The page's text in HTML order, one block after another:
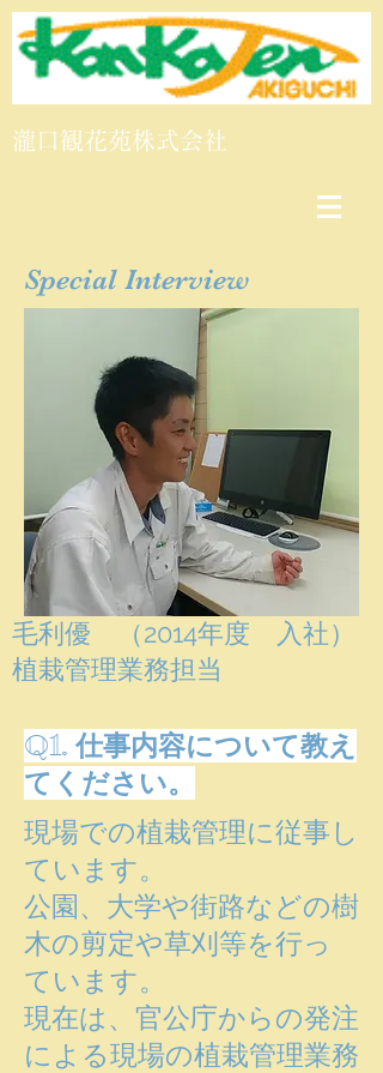
​瀧口観花苑株式会社
Special Interview
毛利優 （2014年度 入社）
​植栽管理業務担当
Q1. 仕事内容について教え
てください。
現場での植栽管理に従事し
ています。
公園、大学や街路などの樹
木の剪定や草刈等を行っ
ています。
​現在は、官公庁からの発注
による現場の植栽管理業務